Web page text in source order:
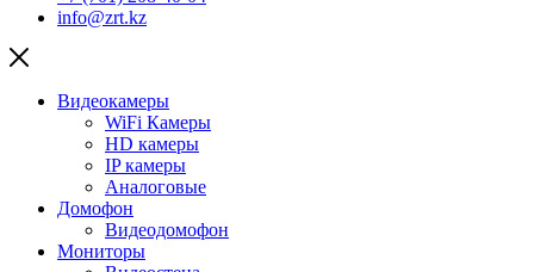
info@zrt.kz
Видеокамеры
WiFi Камеры
HD камеры
IP камеры
Аналоговые
Домофон
Видеодомофон
Мониторы